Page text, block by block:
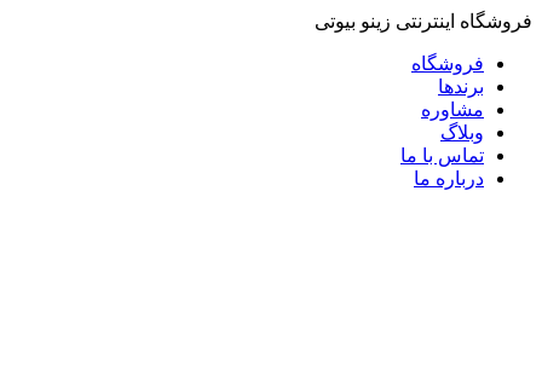
فروشگاه اینترنتی زینو بیوتی
فروشگاه
برندها
مشاوره
وبلاگ
تماس با ما
درباره ما